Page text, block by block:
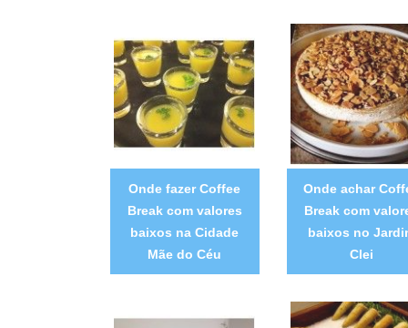
Onde fazer Coffee
Break com valores
baixos na Cidade
Mãe do Céu
Onde achar
Break com
baixos no
Clei